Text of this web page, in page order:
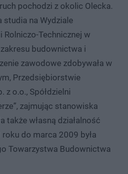
pochodzi z okolic Olecka.
studia na Wydziale
Technicznej w
budownictwa i
zawodowe zdobywała w
Przedsiębiorstwie
z o.o., Spółdzielni
zajmując stanowiska
także własną działalność
do marca 2009 była
Towarzystwa Budownictwa